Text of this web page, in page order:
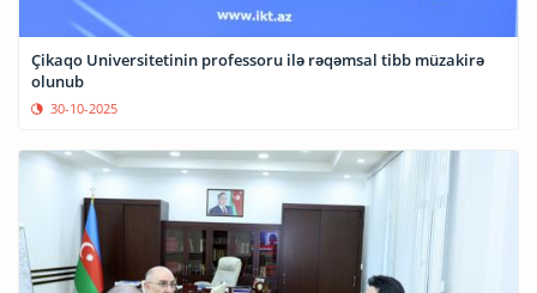
Çikaqo Universitetinin professoru ilə rəqəmsal tibb müzakirə
olunub
30-10-2025